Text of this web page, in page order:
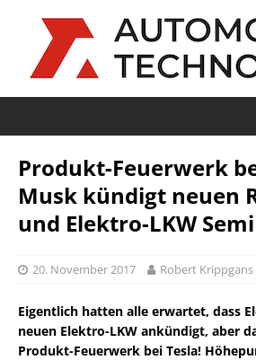
Produkt-Feuerwerk
Musk kündigt neuen
und Elektro-LKW
20. November 2017 Robert Krippgans
Eigentlich hatten alle erwartet, dass
neuen Elektro-LKW ankündigt, aber
Produkt-Feuerwerk bei Tesla!